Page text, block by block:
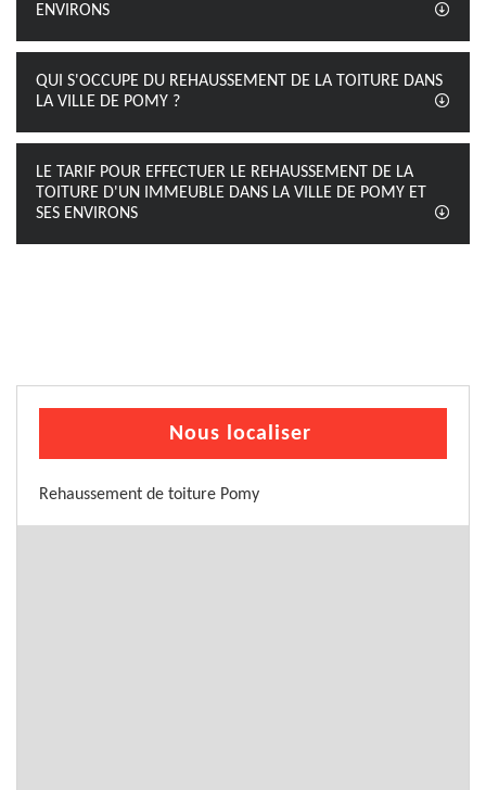
ENVIRONS
QUI S'OCCUPE DU REHAUSSEMENT DE LA TOITURE DANS
LA VILLE DE POMY ?
LE TARIF POUR EFFECTUER LE REHAUSSEMENT DE LA
TOITURE D'UN IMMEUBLE DANS LA VILLE DE POMY ET
SES ENVIRONS
Nous localiser
Rehaussement de toiture Pomy